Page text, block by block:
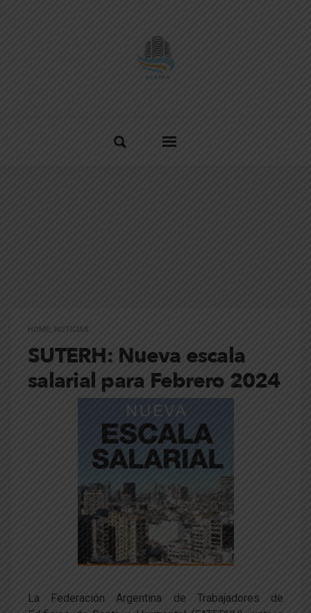
HOME NOTICIAS
SUTERH: Nueva escala
salarial para Febrero 2024
La Federación Argentina de Trabajadores de